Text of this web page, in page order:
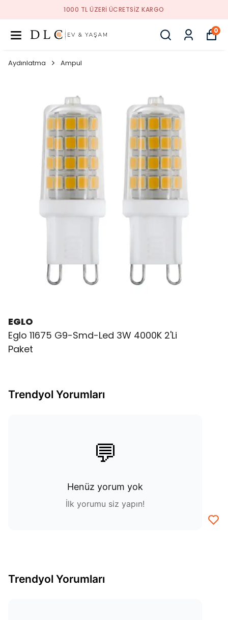
1000 TL ÜZERI ÜCRETSIZ KARGO
0
Aydınlatma Ampul
EGLO
Eglo 11675 G9-Smd-Led 3W 4000K 2'Li
Paket
Trendyol Yorumları
💬
Henüz yorum yok
İlk yorumu siz yapın!
Trendyol Yorumları